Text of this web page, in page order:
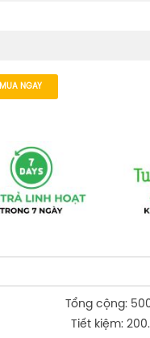
MUA NGAY
Tổng cộng:
Tiết kiệm: